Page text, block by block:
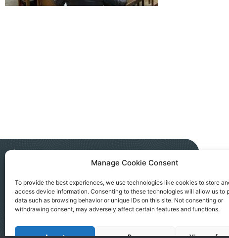
Manage Cookie Consent
To provide the best experiences, we use technologies like cookies to store
access device information. Consenting to these technologies will allow us to
data such as browsing behavior or unique IDs on this site. Not consenting or
withdrawing consent, may adversely affect certain features and functions.
NGO AKTIV SEVERNA MITROVICA
Kralja Petra I, 183a, Severna Mitrovica
office@ngoaktiv.org